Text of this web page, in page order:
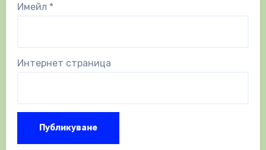
Имейл *
Интернет страница